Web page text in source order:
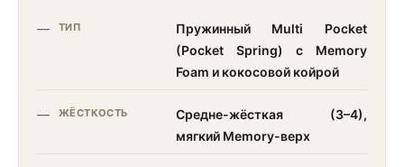
ТИП
Пружинный Multi Pocket
(Pocket Spring) с Memory
Foam и кокосовой койрой
ЖЁСТКОСТЬ
Средне-жёсткая (3–4),
мягкий Memory-верх